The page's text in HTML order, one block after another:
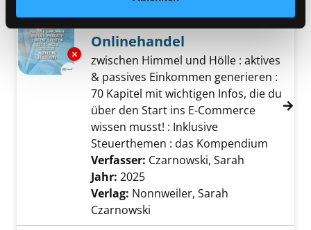
Exemplar-Details von Geld verdienen im
Geld verdienen im
Onlinehandel
zwischen Himmel und Hölle : aktives
& passives Einkommen generieren :
70 Kapitel mit wichtigen Infos, die du
über den Start ins E-Commerce
wissen musst! : Inklusive
Steuerthemen : das Kompendium
Verfasser: Czarnowski, Sarah
Jahr: 2025
Verlag: Nonnweiler, Sarah
Czarnowski